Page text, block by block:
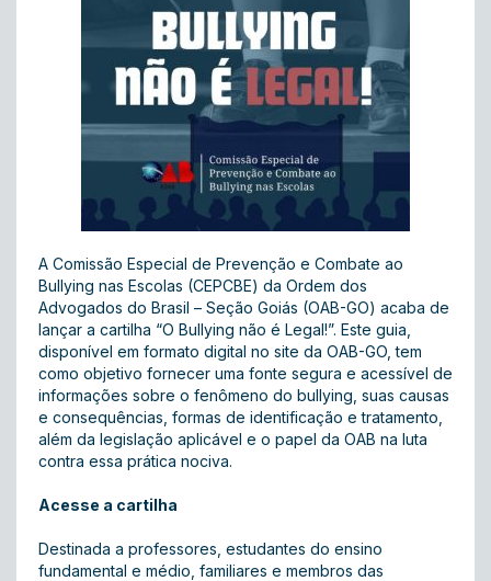
A Comissão Especial de Prevenção e Combate ao
Bullying nas Escolas (CEPCBE) da Ordem dos
Advogados do Brasil – Seção Goiás (OAB-GO) acaba de
lançar a cartilha “O Bullying não é Legal!”. Este guia,
disponível em formato digital no site da OAB-GO, tem
como objetivo fornecer uma fonte segura e acessível de
informações sobre o fenômeno do bullying, suas causas
e consequências, formas de identificação e tratamento,
além da legislação aplicável e o papel da OAB na luta
contra essa prática nociva.
Acesse a cartilha
Destinada a professores, estudantes do ensino
fundamental e médio, familiares e membros das